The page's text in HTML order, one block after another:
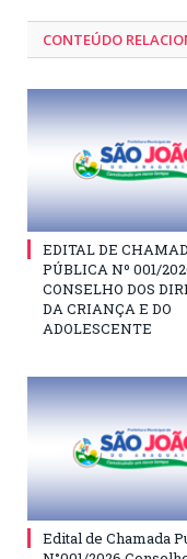
CONTEÚDO
EDITAL DE
PÚBLICA Nº 001/
CONSELHO DOS
DA CRIANÇA E DO
ADOLESCENTE
Edital de Chamada